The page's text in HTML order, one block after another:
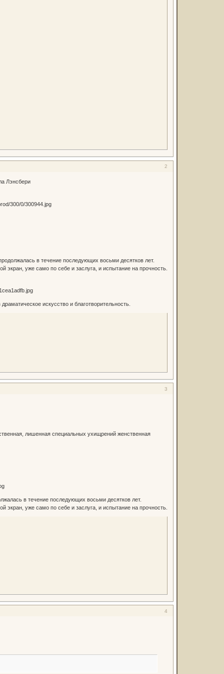
2
Лэнсбери
в течение последующих восьми десятков лет.
уже само по себе и заслуга, и испытание на прочность.
искусство и благотворительность.
3
лишенная специальных ухищрений женственная
в течение последующих восьми десятков лет.
уже само по себе и заслуга, и испытание на прочность.
4